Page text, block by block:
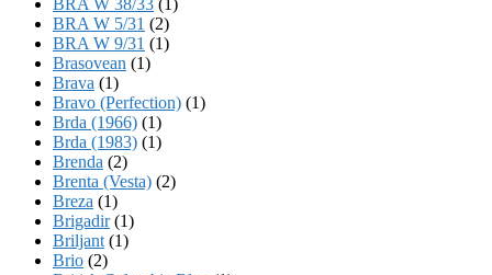
BRA W 5/31 (2)
BRA W 9/31 (1)
Brasovean (1)
Brava (1)
Bravo (Perfection) (1)
Brda (1966) (1)
Brda (1983) (1)
Brenda (2)
Brenta (Vesta) (2)
Breza (1)
Brigadir(1)
Briljant (1)
Brio (2)